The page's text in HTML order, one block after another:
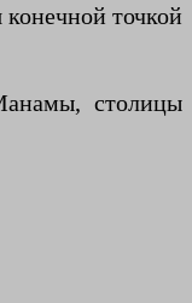
точкой
столицы